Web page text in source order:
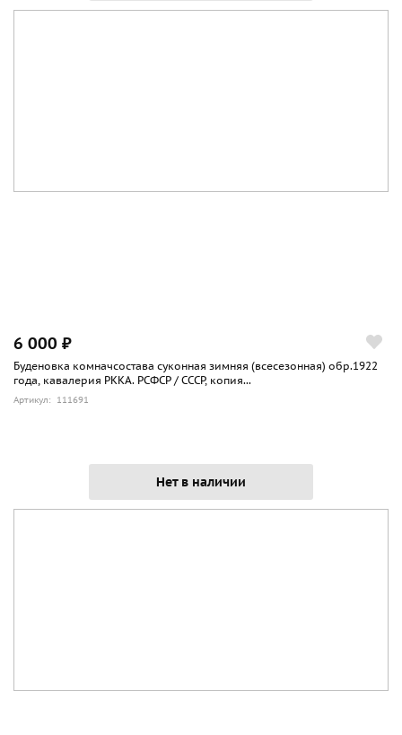
6 000 ₽
Буденовка комначсостава суконная зимняя (всесезонная) обр.1922
года, кавалерия РККА. РСФСР / СССР, копия...
Артикул: 111691
Нет в наличии